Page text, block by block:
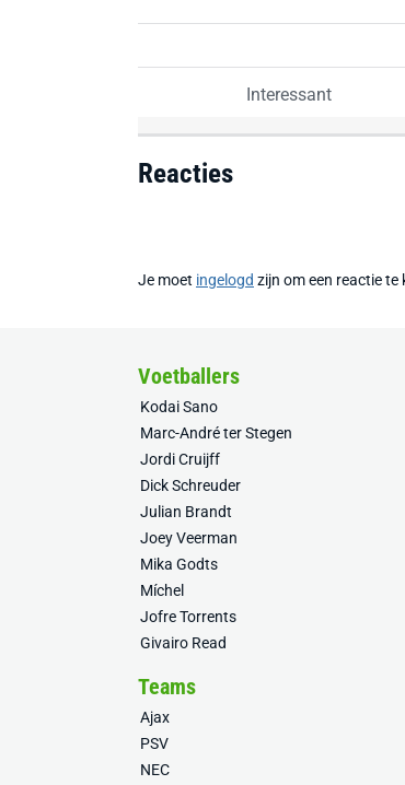
Interessant
Reacties
Je moet ingelogd zijn om een reactie te
Voetballers
Kodai Sano
Marc-André ter Stegen
Jordi Cruijff
Dick Schreuder
Julian Brandt
Joey Veerman
Mika Godts
Míchel
Jofre Torrents
Givairo Read
Teams
Ajax
PSV
NEC